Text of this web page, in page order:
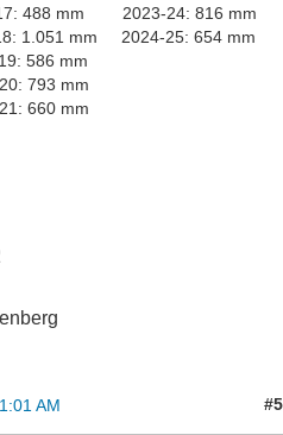
488 mm 2023-24: 816 mm
mm 2024-25: 654 mm
586 mm
793 mm
660 mm
AM #5